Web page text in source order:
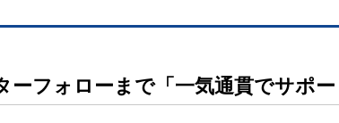
ーフォローまで「一気通貫でサポ